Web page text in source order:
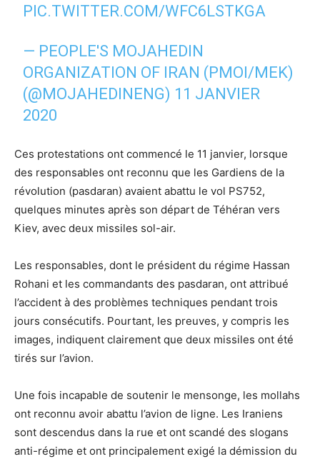
PIC.TWITTER.COM/WFC6LSTKGA
— PEOPLE'S MOJAHEDIN
ORGANIZATION OF IRAN (PMOI/MEK)
(@MOJAHEDINENG) 11 JANVIER
2020
Ces protestations ont commencé le 11 janvier, lorsque
des responsables ont reconnu que les Gardiens de la
révolution (pasdaran) avaient abattu le vol PS752,
quelques minutes après son départ de Téhéran vers
Kiev, avec deux missiles sol-air.
Les responsables, dont le président du régime Hassan
Rohani et les commandants des pasdaran, ont attribué
l’accident à des problèmes techniques pendant trois
jours consécutifs. Pourtant, les preuves, y compris les
images, indiquent clairement que deux missiles ont été
tirés sur l’avion.
Une fois incapable de soutenir le mensonge, les mollahs
ont reconnu avoir abattu l’avion de ligne. Les Iraniens
sont descendus dans la rue et ont scandé des slogans
anti-régime et ont principalement exigé la démission du